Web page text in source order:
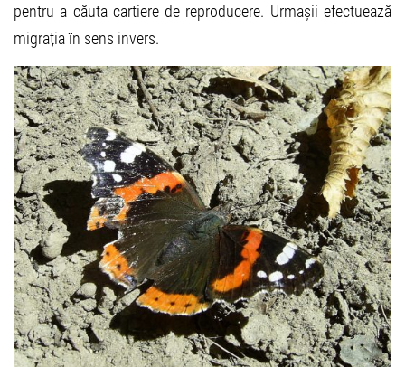
pentru a căuta cartiere de reproducere. Urmașii efectuează
migrația în sens invers.